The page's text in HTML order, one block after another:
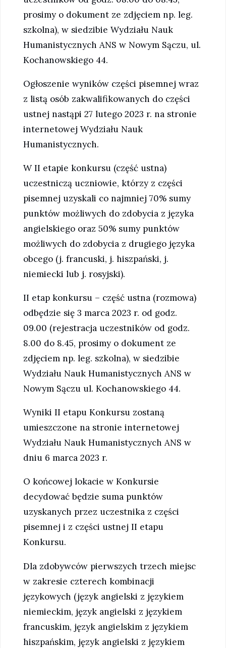
prosimy o dokument ze zdjęciem np. leg.
szkolna), w siedzibie Wydziału Nauk
Humanistycznych ANS w Nowym Sączu, ul.
Kochanowskiego 44.
Ogłoszenie wyników części pisemnej wraz
z listą osób zakwalifikowanych do części
ustnej nastąpi 27 lutego 2023 r. na stronie
internetowej Wydziału Nauk
Humanistycznych.
W II etapie konkursu (część ustna)
uczestniczą uczniowie, którzy z części
pisemnej uzyskali co najmniej 70% sumy
punktów możliwych do zdobycia z języka
angielskiego oraz 50% sumy punktów
możliwych do zdobycia z drugiego języka
obcego (j. francuski, j. hiszpański, j.
niemiecki lub j. rosyjski).
II etap konkursu – część ustna (rozmowa)
odbędzie się 3 marca 2023 r. od godz.
09.00 (rejestracja uczestników od godz.
8.00 do 8.45, prosimy o dokument ze
zdjęciem np. leg. szkolna), w siedzibie
Wydziału Nauk Humanistycznych ANS w
Nowym Sączu ul. Kochanowskiego 44.
Wyniki II etapu Konkursu zostaną
umieszczone na stronie internetowej
Wydziału Nauk Humanistycznych ANS w
dniu 6 marca 2023 r.
O końcowej lokacie w Konkursie
decydować będzie suma punktów
uzyskanych przez uczestnika z części
pisemnej i z części ustnej II etapu
Konkursu.
Dla zdobywców pierwszych trzech miejsc
w zakresie czterech kombinacji
językowych (język angielski z językiem
niemieckim, język angielski z językiem
francuskim, język angielskim z językiem
hiszpańskim, język angielski z językiem